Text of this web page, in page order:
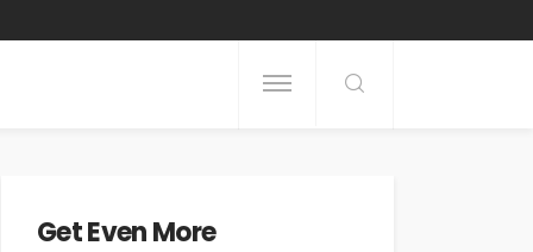
Get Even More